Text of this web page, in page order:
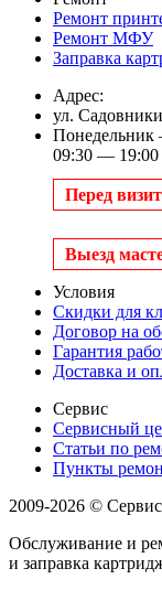
Ремонт
Ремонт МФУ
Заправка
Адрес:
ул.
09:30 — 19:00
Перед
Выезд
Условия
Скидки для
Договор на
Гарантия
Доставка и
Сервис
Сервисный
Статьи по
Пункты
2009-2026 ©
Обслуживание и
и заправка